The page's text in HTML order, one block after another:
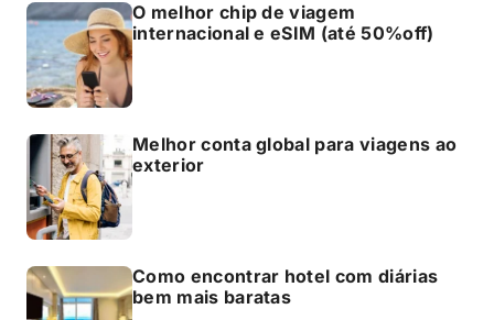
O melhor chip de viagem
internacional e eSIM (até 50%off)
Melhor conta global para viagens ao
exterior
Como encontrar hotel com diárias
bem mais baratas